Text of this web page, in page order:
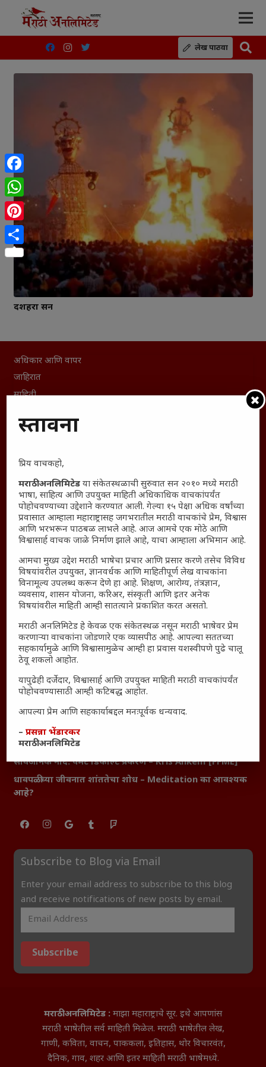
लेख पाठवा
दशहरा सन
अधिकार आणि वापर
जाहिरात
माहिती
संग्रह
English To Hindi
Kruti Dev Unicode
Polls Archive
Shop Unlimited
Thought For The Day
सामान्य आजारांवर गावठी उपाय – घरच्या घरी मिळवा प्राथमिक
आराम
आजच्या युगातील तरुण पिढी कुठे हरवली?
महाराष्ट्रातील किल्ल्यांचे महत्त्व : स्वराज्याच्या वैभवशाली इतिहासाचे
साक्षीदार
₹370 ची बिर्याणी” आणि हरवत चाललेली संवेदनशीलता : आजच्या
तरुणांच्या मनात नेमकं काय चाललंय?
यश आणि आत्मविश्वास: स्वप्नांना वास्तवात बदलण्याची शक्ती
महाराष्ट्रातील बदलत्या हवामानाचा शेतीवर वाढता परिणाम:
शेतकऱ्यांसमोरील नवीन आव्हाने आणि संधी
महाराष्ट्र आणि संपूर्ण भारतातील शेतकऱ्यांना मान्सूनचे महत्त्व
‘कॉकरोच जनता पार्टी’ची वेबसाईट अचानक डाउन; सोशल
मीडियावर चर्चांना उधाण
सार्वजनिक नोंद: पेमेंट डिफॉल्ट प्रकरण – Kris Ankem [FFME]
धावपळीच्या जीवनात शांततेचा शोध – Meditation का आवश्यक
आहे?
Subscribe to Blog via Email
Enter your email address to subscribe to this blog
and receive notifications of new posts by email.
Subscribe
मराठी अनलिमिटेड : माझा महाराष्ट्राचे सूर. इथे आपणांस
मराठी भाषेतील सर्व माहिती मिळेल. मराठी भाषेतील लेख,
गाणी, कविता, वाचन, पाककला, इतिहास, थोर विचारवंत,
दैनिक, गाव, शहर आणि इतर माहिती मराठी भाषेमध्ये.
Facebook
WhatsApp
Pinterest
Share
प्रस्तावना
प्रिय वाचकहो,
मराठी अनलिमिटेड या संकेतस्थळाची सुरुवात सन २०१० मध्ये मराठी
भाषा, साहित्य आणि उपयुक्त माहिती अधिकाधिक वाचकांपर्यंत
पोहोचवण्याच्या उद्देशाने करण्यात आली. गेल्या १५ पेक्षा अधिक वर्षांच्या
प्रवासात आम्हाला महाराष्ट्रासह जगभरातील मराठी वाचकांचे प्रेम, विश्वास
आणि भरभरून पाठबळ लाभले आहे. आज आमचे एक मोठे आणि
विश्वासार्ह वाचक जाळे निर्माण झाले आहे, याचा आम्हाला अभिमान आहे.
आमचा मुख्य उद्देश मराठी भाषेचा प्रचार आणि प्रसार करणे तसेच विविध
विषयांवरील उपयुक्त, ज्ञानवर्धक आणि माहितीपूर्ण लेख वाचकांना
विनामूल्य उपलब्ध करून देणे हा आहे. शिक्षण, आरोग्य, तंत्रज्ञान,
व्यवसाय, शासन योजना, करिअर, संस्कृती आणि इतर अनेक
विषयांवरील माहिती आम्ही सातत्याने प्रकाशित करत असतो.
मराठी अनलिमिटेड हे केवळ एक संकेतस्थळ नसून मराठी भाषेवर प्रेम
करणाऱ्या वाचकांना जोडणारे एक व्यासपीठ आहे. आपल्या सततच्या
सहकार्यामुळे आणि विश्वासामुळेच आम्ही हा प्रवास यशस्वीपणे पुढे चालू
ठेवू शकलो आहोत.
यापुढेही दर्जेदार, विश्वासार्ह आणि उपयुक्त माहिती मराठी वाचकांपर्यंत
पोहोचवण्यासाठी आम्ही कटिबद्ध आहोत.
आपल्या प्रेम आणि सहकार्याबद्दल मनःपूर्वक धन्यवाद.
–प्रसन्ना भेंडारकर
मराठी अनलिमिटेड